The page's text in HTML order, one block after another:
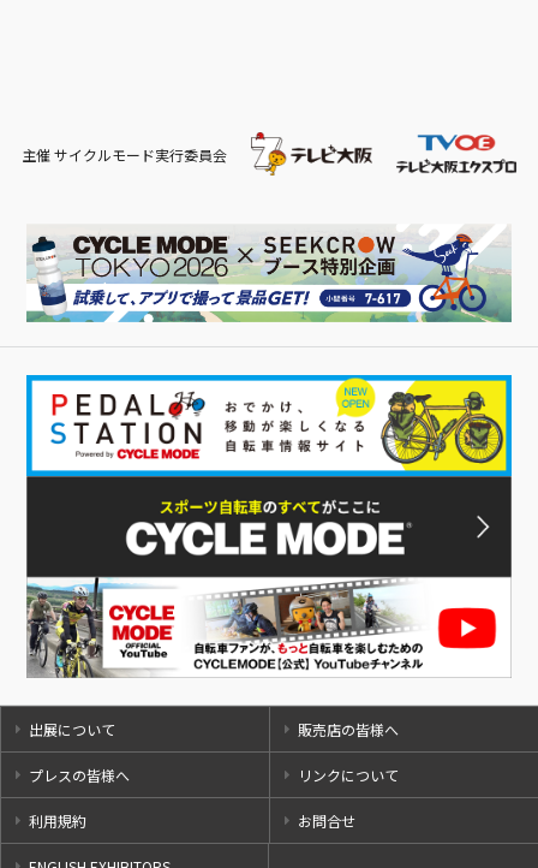
主催 サイクルモード実行委員会
出展について 販売店の皆様へ
プレスの皆様へ リンクについて
利用規約 お問合せ